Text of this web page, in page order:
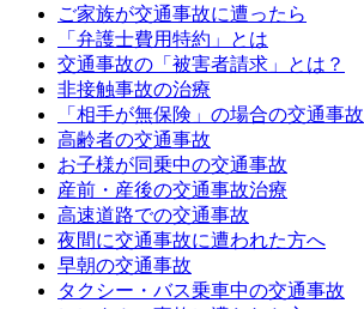
ご家族が交通事故に遭ったら
「弁護士費用特約」とは
交通事故の「被害者請求」とは？
非接触事故の治療
「相手が無保険」の場合の交通事故
高齢者の交通事故
お子様が同乗中の交通事故
産前・産後の交通事故治療
高速道路での交通事故
夜間に交通事故に遭われた方へ
早朝の交通事故
タクシー・バス乗車中の交通事故